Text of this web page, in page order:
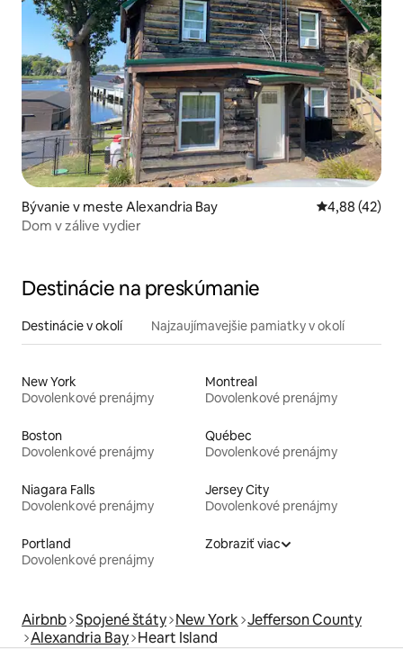
Bývanie v meste Alexandria Bay Priemerné
4,88 (42)
Dom v zálive vydier
Destinácie na preskúmanie
Destinácie v okolí Najzaujímavejšie pamiatky v okolí
New York
Dovolenkové prenájmy
Montreal
Dovolenkové prenájmy
Boston
Dovolenkové prenájmy
Québec
Dovolenkové prenájmy
Niagara Falls
Dovolenkové prenájmy
Jersey City
Dovolenkové prenájmy
Portland
Dovolenkové prenájmy
Zobraziť viac
Airbnb Spojené štáty New York Jefferson County
Alexandria Bay Heart Island